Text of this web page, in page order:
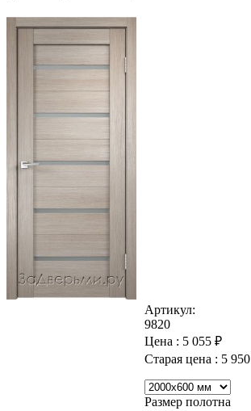
Артикул:
9820
Цена : 5 055 ₽
Старая цена : 5 950
Размер полотна